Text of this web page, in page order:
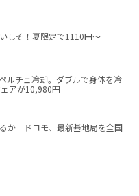
しそ！夏限定で1110円～
ルチェ冷却。ダブルで身体を冷
アが10,980円
るか ドコモ、最新基地局を全国